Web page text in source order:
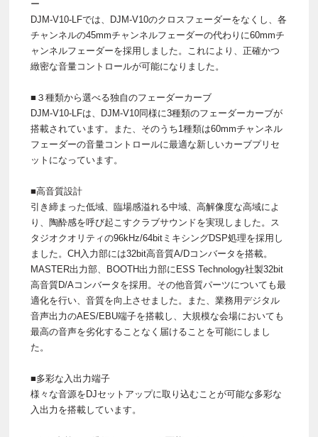
ー
DJM-V10-LFでは、DJM-V10のクロスフェーダーをなくし、各
チャンネルの45mmチャンネルフェーダーの代わりに60mmチ
ャンネルフェーダーを採用しました。これにより、正確かつ
緻密な音量コントロールが可能になりました。
■３種類から選べる独自のフェーダーカーブ
DJM-V10-LFは、DJM-V10同様に3種類のフェーダーカーブが
搭載されています。また、そのうち1種類は60mmチャンネル
フェーダーの音量コントロールに最適な新しいカーブプリセ
ットになっています。
■高音質設計
引き締まった低域、臨場感溢れる中域、高解像度な高域によ
り、陶酔感を呼び起こすクラブサウンドを実現しました。ス
タジオクオリティの96kHz/64bitミキシングDSP処理を採用し
ました。CH入力部には32bit高音質A/Dコンバータを搭載。
MASTER出力部、BOOTH出力部にESS Technology社製32bit
高音質D/Aコンバータを採用。その他音質パーツについても最
適化を行い、音質を向上させました。また、業務用デジタル
音声出力のAES/EBU端子を搭載し、大規模な会場においても
最高の音声を劣化することなく届けることを可能にしまし
た。
■多彩な入出力端子
様々な音源をDJセットアップに取り込むことが可能な多彩な
入出力を搭載しています。